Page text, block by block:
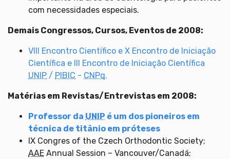
com necessidades especiais.
Demais Congressos, Cursos, Eventos de 2008:
VIII Encontro Científico e X Encontro de Iniciação
Científica e III Encontro de Iniciação Científica
UNIP / PIBIC - CNPq.
Matérias em Revistas/Entrevistas em 2008:
Professor da UNIP é um dos pioneiros em
técnica de titânio em próteses
IX Congres of the Czech Orthodontic Society;
AAE Annual Session – Vancouver/Canadá;